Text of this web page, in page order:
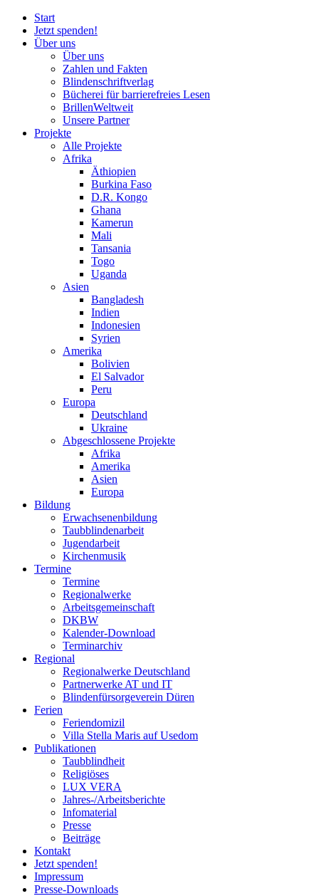
Start
Jetzt spenden!
Über uns
Über uns
Zahlen und Fakten
Blindenschriftverlag
Bücherei fürbarrierefreies Lesen
BrillenWeltweit
Unsere Partner
Projekte
Alle Projekte
Afrika
Äthiopien
Burkina Faso
D.R. Kongo
Ghana
Kamerun
Mali
Tansania
Togo
Uganda
Asien
Bangladesh
Indien
Indonesien
Syrien
Amerika
Bolivien
El Salvador
Peru
Europa
Deutschland
Ukraine
Abgeschlossene Projekte
Afrika
Amerika
Asien
Europa
Bildung
Erwachsenenbildung
Taubblindenarbeit
Jugendarbeit
Kirchenmusik
Termine
Termine
Regionalwerke
Arbeitsgemeinschaft
DKBW
Kalender-Download
Terminarchiv
Regional
Regionalwerke Deutschland
Partnerwerke AT und IT
Blindenfürsorgeverein Düren
Ferien
Feriendomizil
Villa Stella Maris auf Usedom
Publikationen
Taubblindheit
Religiöses
LUX VERA
Jahres-/​Arbeitsberichte
Infomaterial
Presse
Beiträge
Kontakt
Jetzt spenden!
Impressum
Presse-Downloads